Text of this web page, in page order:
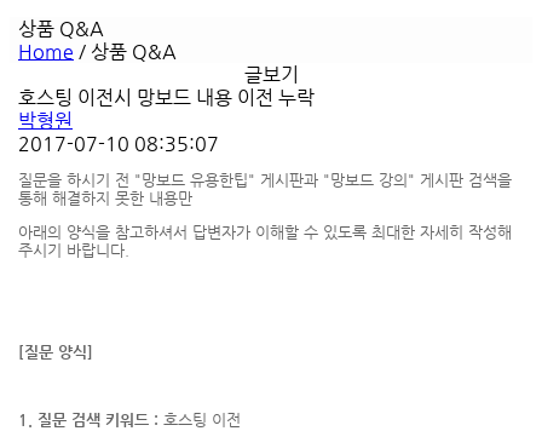
상품 Q&A
Home / 상품 Q&A
글보기
호스팅 이전시 망보드 내용 이전 누락
박형원
2017-07-10 08:35:07
질문을 하시기 전 "망보드 유용한팁" 게시판과 "망보드 강의" 게시판 검색을
통해 해결하지 못한 내용만
아래의 양식을 참고하셔서 답변자가 이해할 수 있도록 최대한 자세히 작성해
주시기 바랍니다.
[질문 양식]
1. 질문 검색 키워드 : 호스팅 이전